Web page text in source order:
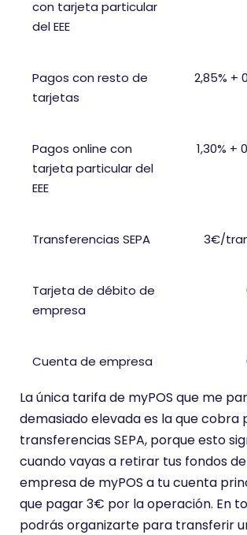
con tarjeta particular
del EEE
Pagos con resto de
tarjetas
2,85% +
Pagos online con
tarjeta particular del
EEE
1,30% +
Transferencias SEPA 3€/
Tarjeta de débito de
empresa
Cuenta de empresa
La única tarifa de myPOS que me
demasiado elevada es la que cobra
transferencias SEPA, porque esto
cuando vayas a retirar tus fondos
empresa de myPOS a tu cuenta
que pagar 3€ por la operación. En
podrás organizarte para transferir